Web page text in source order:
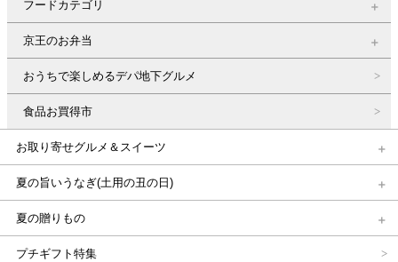
フードカテゴリ
京王のお弁当
おうちで楽しめるデパ地下グルメ
食品お買得市
お取り寄せグルメ＆スイーツ
夏の旨いうなぎ(土用の丑の日)
夏の贈りもの
プチギフト特集